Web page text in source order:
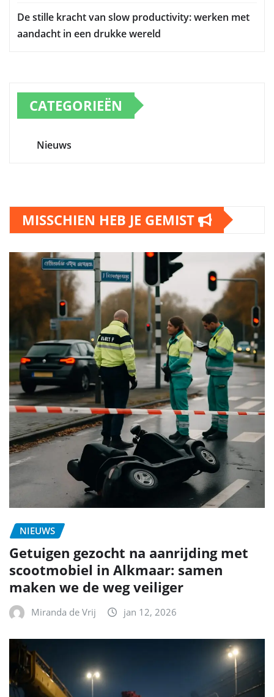
De stille kracht van slow productivity: werken met
aandacht in een drukke wereld
CATEGORIEËN
Nieuws
MISSCHIEN HEB JE GEMIST
NIEUWS
Getuigen gezocht na aanrijding met
scootmobiel in Alkmaar: samen
maken we de weg veiliger
Miranda de Vrij jan 12, 2026